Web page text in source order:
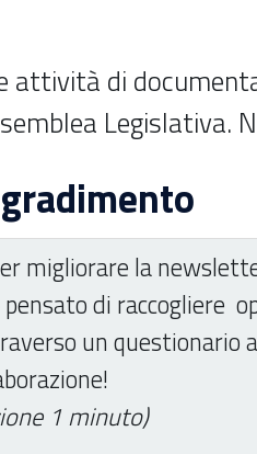
attività di
Legislativa.
migliorare la
di raccogliere
un questionario
1 minuto)